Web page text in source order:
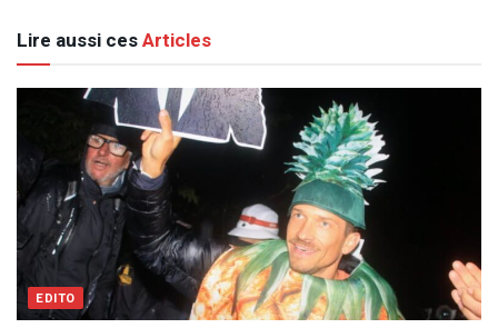
Lire aussi cesArticles
EDITO